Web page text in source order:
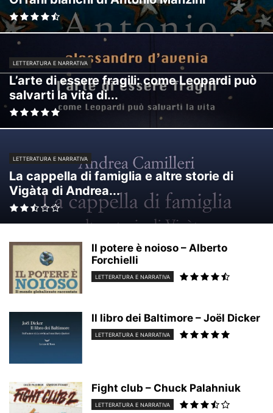
LETTERATURA E NARRATIVA
L’arte di essere fragili: come Leopardi può
salvarti la vita di...
LETTERATURA E NARRATIVA
La cappella di famiglia e altre storie di
Vigàta di Andrea...
Il potere è noioso – Alberto
Forchielli
LETTERATURA E NARRATIVA
Il libro dei Baltimore – Joël Dicker
LETTERATURA E NARRATIVA
Fight club – Chuck Palahniuk
LETTERATURA E NARRATIVA